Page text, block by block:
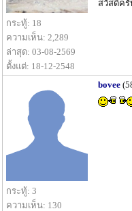
กระทู้: 18
ความเห็น: 2,289
ล่าสุด: 03-08-2569
ตั้งแต่: 18-12-2548
สวัสดีครั
กระทู้: 3
ความเห็น: 130
bovee